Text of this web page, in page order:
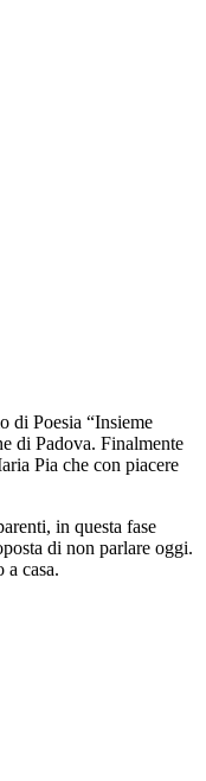
di Poesia “Insieme
di Padova. Finalmente
Pia che con piacere
in questa fase
di non parlare oggi.
a casa.